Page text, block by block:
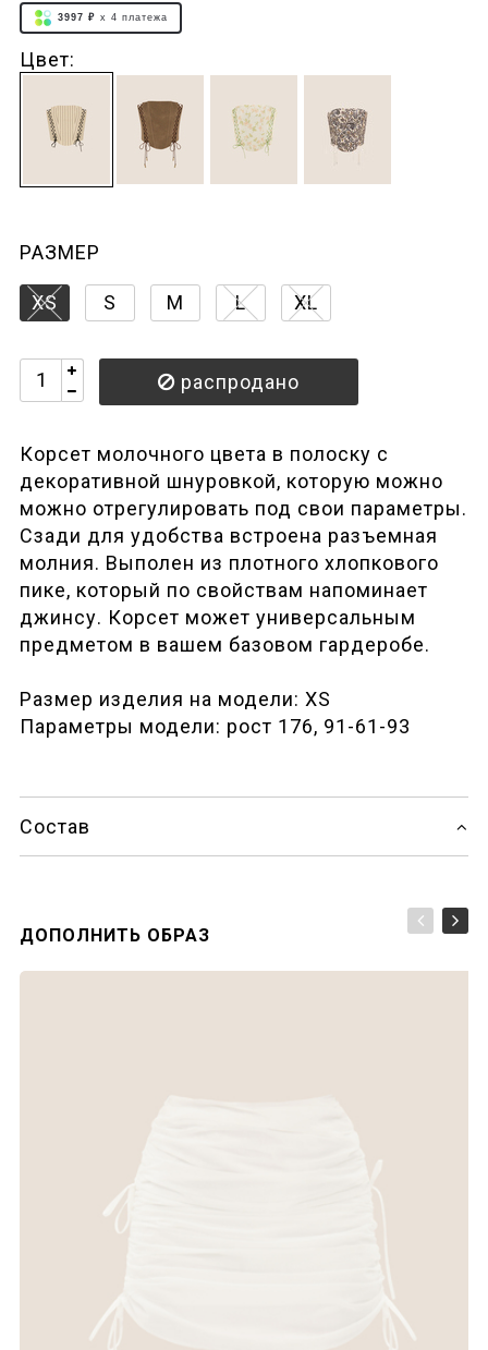
3997 ₽ x 4 платежа
Цвет:
РАЗМЕР
XS S M L XL
распродано
Корсет молочного цвета в полоску с
декоративной шнуровкой, которую можно
можно отрегулировать под свои параметры.
Сзади для удобства встроена разъемная
молния. Выполен из плотного хлопкового
пике, который по свойствам напоминает
джинсу. Корсет может универсальным
предметом в вашем базовом гардеробе.
Размер изделия на модели: XS
Параметры модели: рост 176, 91-61-93
Состав
ДОПОЛНИТЬ ОБРАЗ